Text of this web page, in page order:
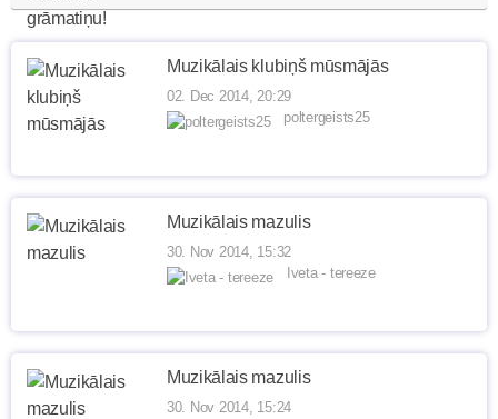
Muzikālais klubiņš mūsmājās
02. Dec 2014, 20:29
poltergeists25
Muzikālais mazulis
30. Nov 2014, 15:32
Iveta - tereeze
Muzikālais mazulis
30. Nov 2014, 15:24